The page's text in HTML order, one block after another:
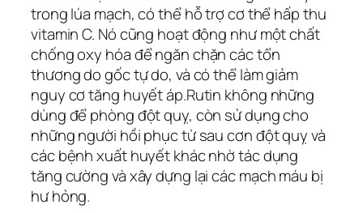
trong lúa mạch, có thể hỗ trợ cơ thể hấp thu
vitamin C. Nó cũng hoạt động như một chất
chống oxy hóa để ngăn chặn các tổn
thương do gốc tự do, và có thể làm giảm
nguy cơ tăng huyết áp.Rutin không những
dùng để phòng đột quỵ, còn sử dụng cho
những người hồi phục từ sau cơn đột quỵ và
các bệnh xuất huyết khác nhờ tác dụng
tăng cường và xây dựng lại các mạch máu bị
hư hỏng.